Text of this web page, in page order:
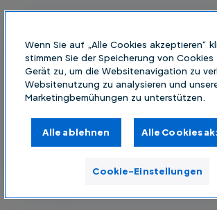
Wenn Sie auf „Alle Cookies akzeptieren“
stimmen Sie der Speicherung von Cookies
Gerät zu, um die Websitenavigation zu
Websitenutzung zu analysieren und
Marketingbemühungen zu unterstützen.
Alle ablehnen Alle Cookies
Cookie-Einstellungen